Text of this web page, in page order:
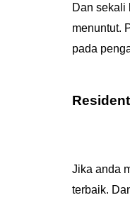
Dan sekali
menuntut.
pada
Jika anda
terbaik.